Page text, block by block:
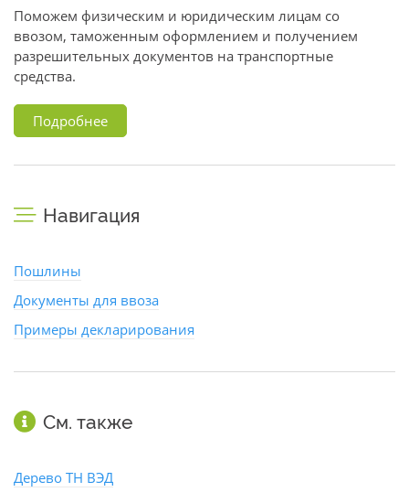
Поможем физическим и юридическим лицам со
ввозом, таможенным оформлением и получением
разрешительных документов на транспортные
средства.
Подробнее
Навигация
Пошлины
Документы для ввоза
Примеры декларирования
См. также
Дерево ТН ВЭД